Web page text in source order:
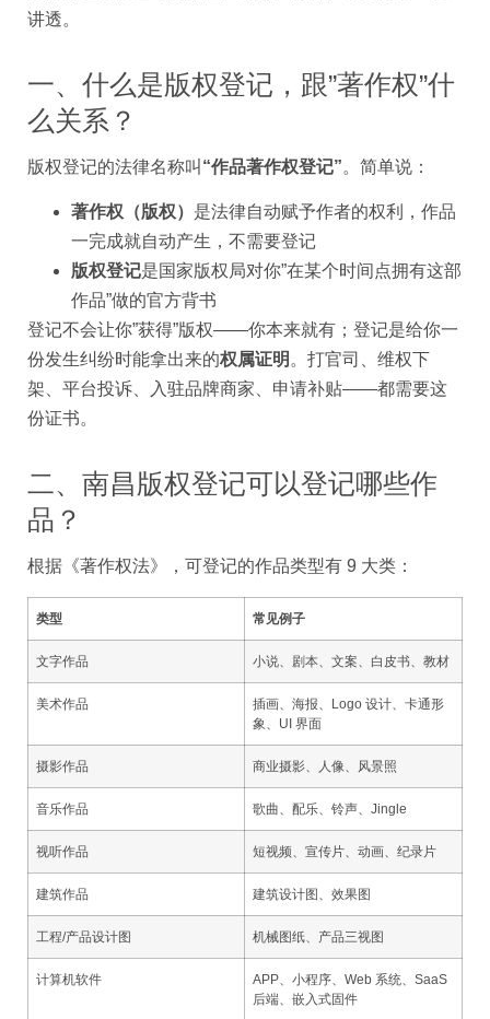
讲透。
一、什么是版权登记，跟”著作权”什
么关系？
版权登记的法律名称叫 “作品著作权登记”。简单说：
著作权（版权） 是法律自动赋予作者的权利，作品
一完成就自动产生，不需要登记
版权登记是国家版权局对你”在某个时间点拥有这部
作品”做的官方背书
登记不会让你”获得”版权——你本来就有；登记是给你一
份发生纠纷时能拿出来的权属证明 。打官司、维权下
架、平台投诉、入驻品牌商家、申请补贴——都需要这
份证书。
二、南昌版权登记可以登记哪些作
品？
根据《著作权法》，可登记的作品类型有 9 大类：
类型 常见例子
文字作品 小说、剧本、文案、白皮书、教材
美术作品
插画、海报、Logo 设计、卡通形
象、UI 界面
摄影作品 商业摄影、人像、风景照
音乐作品 歌曲、配乐、铃声、Jingle
视听作品 短视频、宣传片、动画、纪录片
建筑作品 建筑设计图、效果图
工程/产品设计图 机械图纸、产品三视图
计算机软件
APP、小程序、Web 系统、SaaS
后端、嵌入式固件